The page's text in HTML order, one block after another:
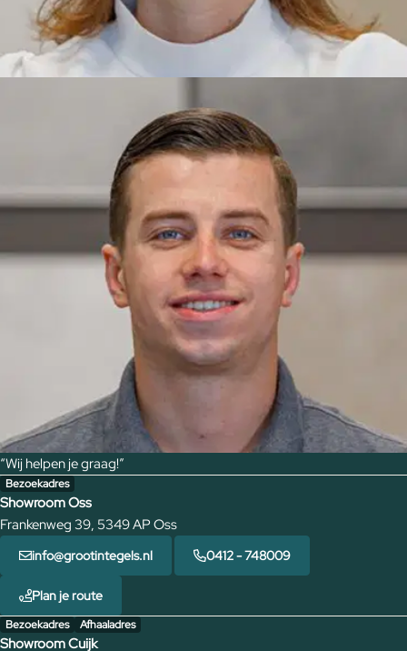
“Wij helpen je graag!”
Bezoekadres
Showroom Oss
Frankenweg 39, 5349 AP Oss
info@grootintegels.nl 0412 - 748009
Plan je route
Bezoekadres Afhaaladres
Showroom Cuijk